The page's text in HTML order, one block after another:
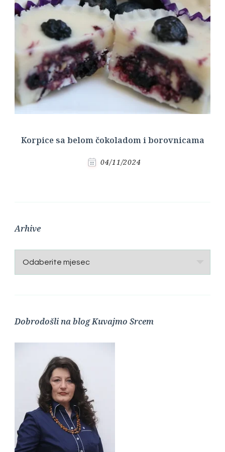
Korpice sa belom čokoladom i borovnicama
04/11/2024
Arhive
Arhive
Dobrodošli na blog Kuvajmo Srcem